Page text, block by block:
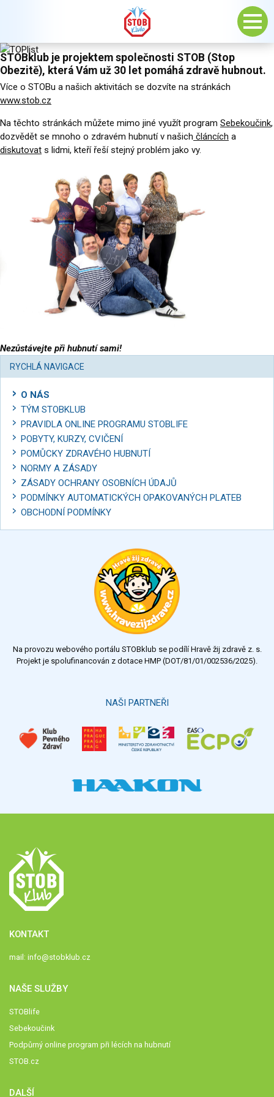
STOBklub je projektem společnosti STOB (Stop
Obezitě), která Vám už 30 let pomáhá zdravě hubnout.
Více o STOBu a našich aktivitách se dozvíte na stránkách
www.stob.cz
Na těchto stránkách můžete mimo jiné využít program Sebekoučink,
dozvědět se mnoho o zdravém hubnutí v našich článcích a
diskutovat s lidmi, kteří řeší stejný problém jako vy.
​Nezůstávejte při hubnutí sami!
RYCHLÁ NAVIGACE
O NÁS
TÝM STOBKLUB
PRAVIDLA ONLINE PROGRAMU STOBLIFE
POBYTY, KURZY, CVIČENÍ
POMŮCKY ZDRAVÉHO HUBNUTÍ
NORMY A ZÁSADY
ZÁSADY OCHRANY OSOBNÍCH ÚDAJŮ
PODMÍNKY AUTOMATICKÝCH OPAKOVANÝCH PLATEB
OBCHODNÍ PODMÍNKY
Na provozu webového portálu STOBklub se podílí Hravě žij zdravě z. s.
Projekt je spolufinancován z dotace HMP (DOT/81/01/002536/2025).
NAŠI PARTNEŘI
KONTAKT
mail: info@stobklub.cz
NAŠE SLUŽBY
STOBlife
Sebekoučink
Podpůrný online program při lécích na hubnutí
STOB.cz
DALŠÍ